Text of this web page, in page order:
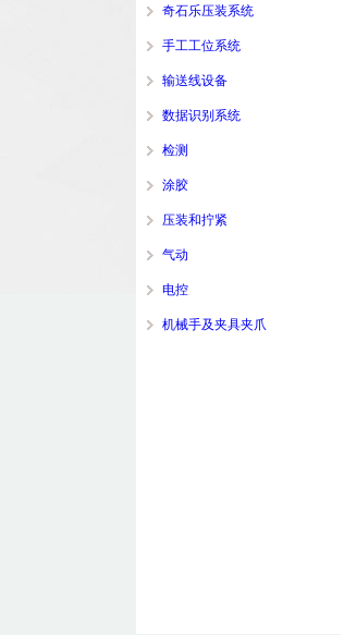
奇石乐压装系统
手工工位系统
输送线设备
数据识别系统
检测
涂胶
压装和拧紧
气动
电控
机械手及夹具夹爪